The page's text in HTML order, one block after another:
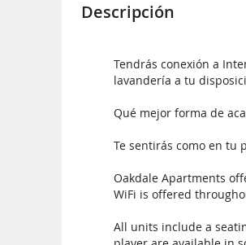
Descripción
Tendrás conexión a
lavandería a tu
Qué mejor forma de
Te sentirás como en tu
Oakdale Apartments
WiFi is offered
All units include a